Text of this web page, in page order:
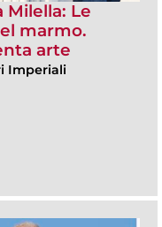
Milella: Le
marmo.
arte
Imperiali